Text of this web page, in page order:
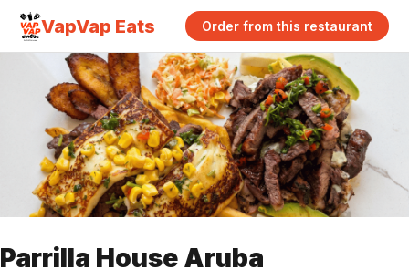
VapVap Eats Order from this restaurant
Parrilla House Aruba